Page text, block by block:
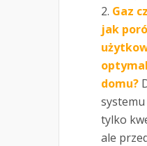
Gaz
jak
domu?
tylko
ale